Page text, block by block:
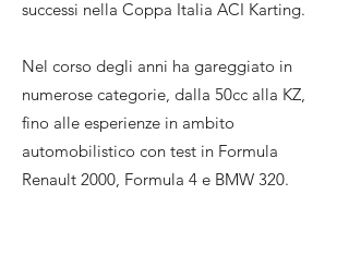
successi nella Coppa Italia ACI Karting.
Nel corso degli anni ha gareggiato in
numerose categorie, dalla 50cc alla KZ,
fino alle esperienze in ambito
automobilistico con test in Formula
Renault 2000, Formula 4 e BMW 320.